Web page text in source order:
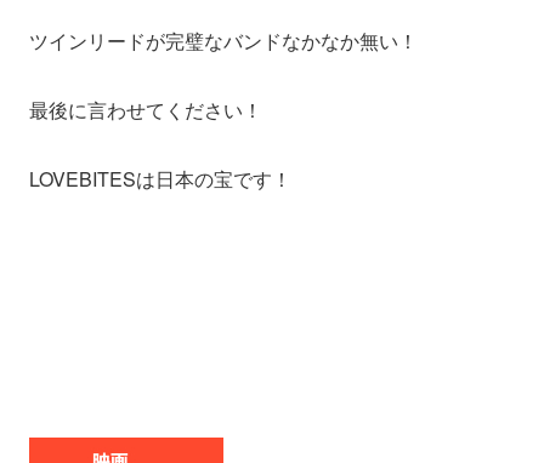
ツインリードが完璧なバンドなかなか無い！
最後に言わせてください！
LOVEBITESは日本の宝です！